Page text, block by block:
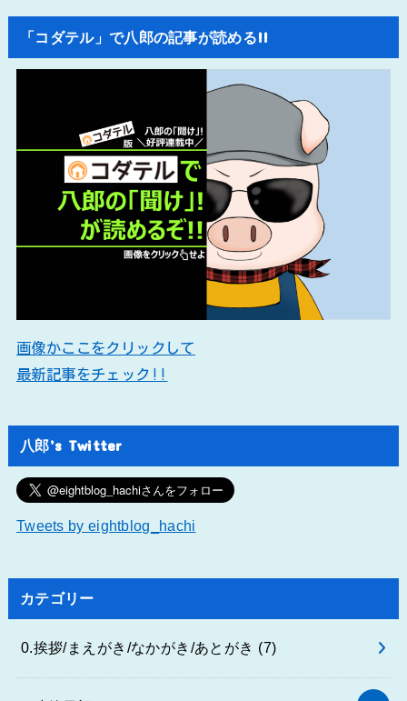
「コダテル」で八郎の記事が読める!!
画像かここをクリックして
最新記事をチェック!!
八郎’s Twitter
Tweets by eightblog_hachi
カテゴリー
0.挨拶/まえがき/なかがき/あとがき (7)